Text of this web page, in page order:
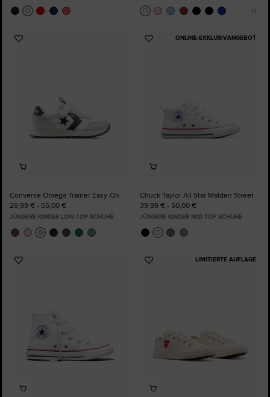
Zu
Converse Omega Trainer Easy-On
29,99 € - 55,00 €
JÜNGERE KINDER LOW TOP SCHUHE
ONLINE-EXKLUSIVANGEBOT
Zu
Chuck Taylor All Star Malden Street
39,99 € - 50,00 €
JÜNGERE KINDER MID TOP SCHUHE
Zu
LIMITIERTE AUFLAGE
Zu